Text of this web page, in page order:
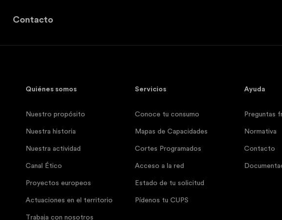
Contacto
Quiénes somos
Nuestro propósito
Nuestra historia
Nuestra actividad
Canal Ético
Proyectos europeos
Actuaciones en el territorio
Trabaja con nosotros
Servicios
Conoce tu consumo
Mapas de Capacidades
Cortes Programados
Acceso a la red
Estado de tu solicitud
Pídenos tu CUPS
Ayuda
Preguntas
Normativa
Contacto